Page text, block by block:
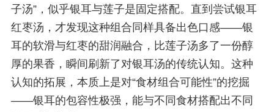
子汤”，似乎银耳与莲子是固定搭配。直到尝试银耳
红枣汤，才发现这种组合同样具备出色口感——银
耳的软滑与红枣的甜润融合，比莲子汤多了一份醇
厚的果香，瞬间刷新了对银耳汤的传统认知。这种
认知的拓展，本质上是对“食材组合可能性”的挖掘
——银耳的包容性极强，能与不同食材搭配出不同